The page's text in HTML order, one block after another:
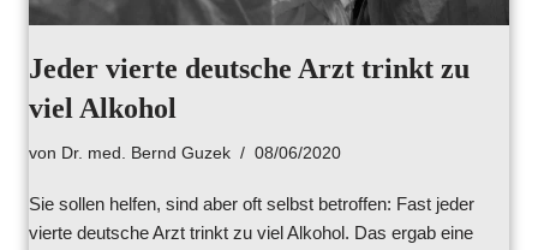
Jeder vierte deutsche Arzt trinkt zu
viel Alkohol
von Dr. med. Bernd Guzek 08/06/2020
Sie sollen helfen, sind aber oft selbst betroffen: Fast jeder
vierte deutsche Arzt trinkt zu viel Alkohol. Das ergab eine